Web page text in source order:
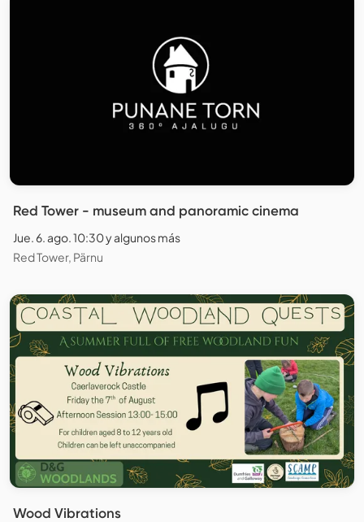
Red Tower - museum and panoramic cinema
Jue. 6. ago. 10:30 y algunos más
Red Tower, Pärnu
Wood Vibrations